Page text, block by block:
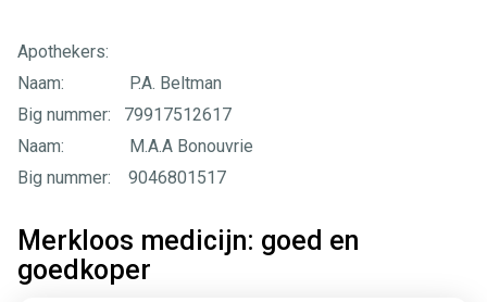
Merkloos medicijn: goed en
goedkoper
Apothekers:
Naam: P.A. Beltman
Big nummer: 79917512617
Naam: M.A.A Bonouvrie
Big nummer: 9046801517